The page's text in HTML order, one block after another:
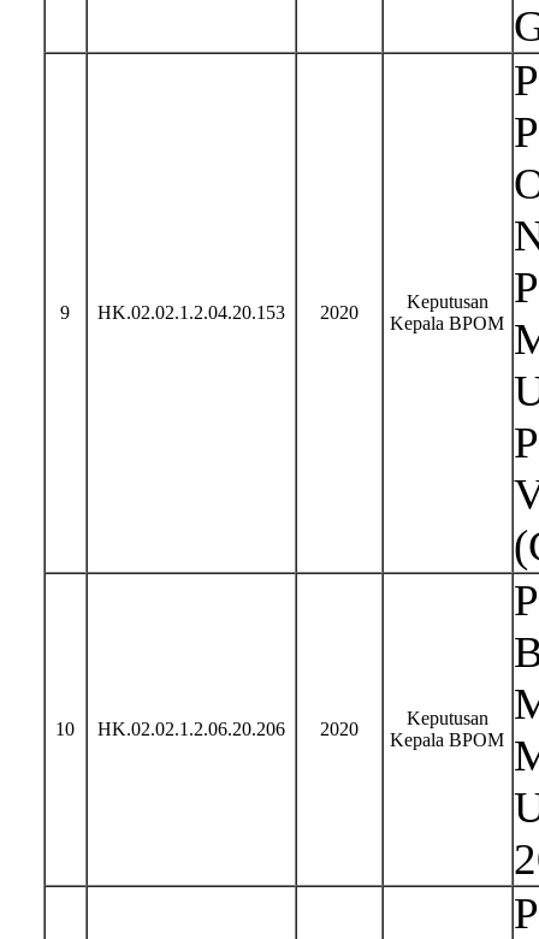
9 HK.02.02.1.2.04.20.153 2020
Keputusan
Kepala BPOM
10 HK.02.02.1.2.06.20.206 2020
Keputusan
Kepala BPOM